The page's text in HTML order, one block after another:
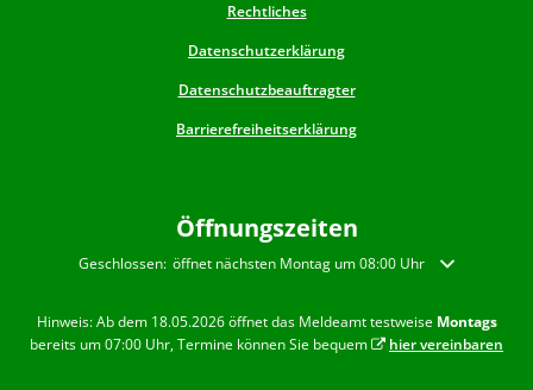
Rechtliches
Datenschutzerklärung
Datenschutzbeauftragter
Barrierefreiheitserklärung
Öffnungszeiten
Klicken, um weitere Öffnungs- oder Schließzeiten auszublenden
Geschlossen: öffnet nächsten Montag um 08:00 Uhr
Hinweis: Ab dem 18.05.2026 öffnet das Meldeamt testweise Montags
bereits um 07:00 Uhr, Termine können Sie bequem
hier vereinbaren